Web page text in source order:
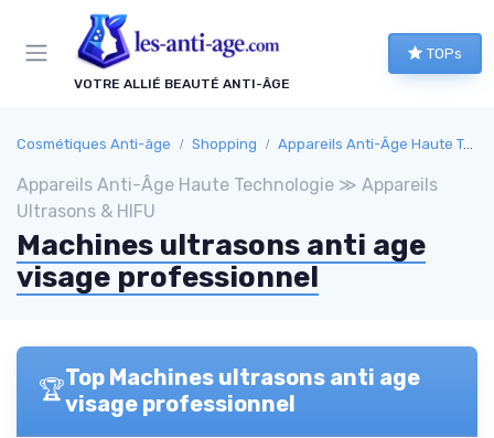
VOTRE ALLIÉ BEAUTÉ ANTI-ÂGE
TOPs
Cosmétiques Anti-âge Shopping Appareils Anti-Âge Haute Technologie
Appareils Anti-Âge Haute Technologie ≫ Appareils
Ultrasons & HIFU
Machines ultrasons anti age
visage professionnel
🏆Top Machines ultrasons anti age
visage professionnel
Panneau de gestion des cookies